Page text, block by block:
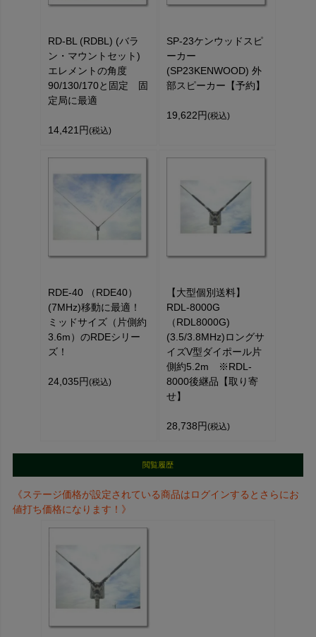
RD-BL (RDBL) (バラ
ン・マウントセット)
エレメントの角度
90/130/170と固定 固
定局に最適
14,421円 (税込)
SP-23ケンウッドスピ
ーカー
(SP23KENWOOD) 外
部スピーカー【予約】
19,622円 (税込)
RDE-40 （RDE40）
(7MHz)移動に最適！
ミッドサイズ（片側約
3.6m）のRDEシリー
ズ！
24,035円 (税込)
【大型個別送料】
RDL-8000G
（RDL8000G)
(3.5/3.8MHz)ロングサ
イズV型ダイポール片
側約5.2m ※RDL-
8000後継品【取り寄
せ】
28,738円 (税込)
閲覧履歴
《ステージ価格が設定されている商品はログインするとさらにお
値打ち価格になります！》